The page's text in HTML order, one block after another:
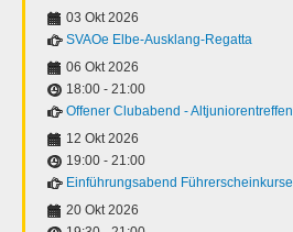
03 Okt 2026
SVAOe Elbe-Ausklang-Regatta
06 Okt 2026
18:00 - 21:00
Offener Clubabend - Altjuniorentreffen
12 Okt 2026
19:00 - 21:00
Einführungsabend Führerscheinkurse
20 Okt 2026